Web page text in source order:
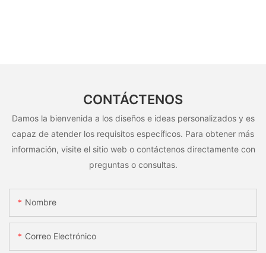
CONTÁCTENOS
Damos la bienvenida a los diseños e ideas personalizados y es
capaz de atender los requisitos específicos. Para obtener más
información, visite el sitio web o contáctenos directamente con
preguntas o consultas.
Nombre
Correo Electrónico